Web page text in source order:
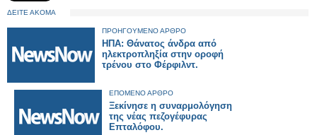
ΔΕΙΤΕ ΑΚΟΜΑ
ΠΡΟΗΓΟΥΜΕΝΟ ΑΡΘΡΟ
ΗΠΑ: Θάνατος άνδρα από
ηλεκτροπληξία στην οροφή
τρένου στο Φέρφιλντ.
ΕΠΟΜΕΝΟ ΑΡΘΡΟ
Ξεκίνησε η συναρμολόγηση
της νέας πεζογέφυρας
Επταλόφου.